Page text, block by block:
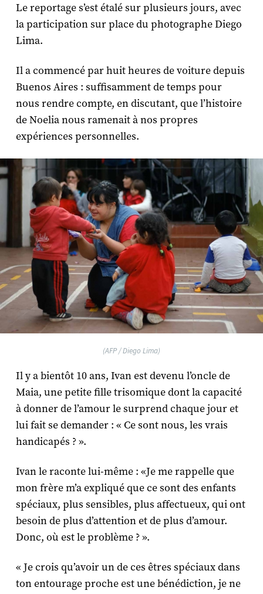
Le reportage s’est étalé sur plusieurs jours, avec
la participation sur place du photographe Diego
Lima.
Il a commencé par huit heures de voiture depuis
Buenos Aires : suffisamment de temps pour
nous rendre compte, en discutant, que l’histoire
de Noelia nous ramenait à nos propres
expériences personnelles.
(AFP / Diego Lima)
Il y a bientôt 10 ans, Ivan est devenu l’oncle de
Maia, une petite fille trisomique dont la capacité
à donner de l’amour le surprend chaque jour et
lui fait se demander : « Ce sont nous, les vrais
handicapés ? ».
Ivan le raconte lui-même : «Je me rappelle que
mon frère m’a expliqué que ce sont des enfants
spéciaux, plus sensibles, plus affectueux, qui ont
besoin de plus d’attention et de plus d’amour.
Donc, où est le problème ? ».
« Je crois qu’avoir un de ces êtres spéciaux dans
ton entourage proche est une bénédiction, je ne